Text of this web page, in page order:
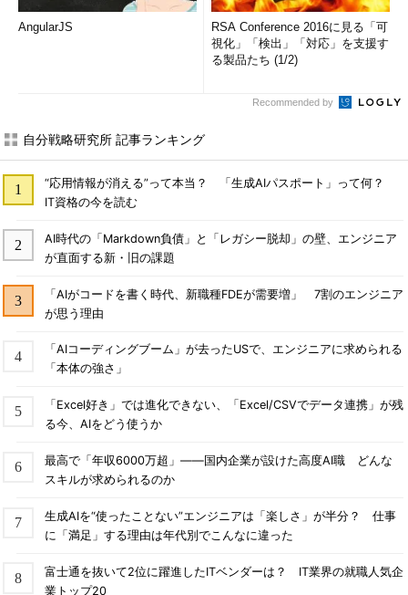
AngularJS
RSA Conference 2016に見る「可
視化」「検出」「対応」を支援す
る製品たち (1/2)
Recommended by
自分戦略研究所 記事ランキング
“応用情報が消える”って本当？ 「生成AIパスポート」って何？
IT資格の今を読む
AI時代の「Markdown負債」と「レガシー脱却」の壁、エンジニア
が直面する新・旧の課題
「AIがコードを書く時代、新職種FDEが需要増」 7割のエンジニア
が思う理由
「AIコーディングブーム」が去ったUSで、エンジニアに求められる
「本体の強さ」
「Excel好き」では進化できない、「Excel/CSVでデータ連携」が残
る今、AIをどう使うか
最高で「年収6000万超」――国内企業が設けた高度AI職 どんな
スキルが求められるのか
生成AIを“使ったことない”エンジニアは「楽しさ」が半分？ 仕事
に「満足」する理由は年代別でこんなに違った
富士通を抜いて2位に躍進したITベンダーは？ IT業界の就職人気企
業トップ20